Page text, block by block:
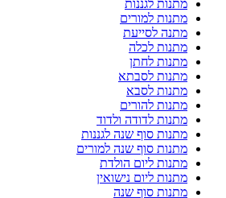
מתנות לגננות
מתנות למורים
מתנה לסייעת
מתנות לכלה
מתנות לחתן
מתנות לסבתא
מתנות לסבא
מתנות להורים
מתנות לדודה ולדוד
מתנות סוף שנה לגננות
מתנות סוף שנה למורים
מתנות ליום הולדת
מתנות ליום נישואין
מתנות סוף שנה